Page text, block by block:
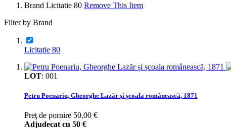
Brand Licitatie 80 Remove This Item
Filter by Brand
Licitatie 80
LOT: 001
Petru Poenariu, Gheorghe Lazăr și școala românească, 1871
Preţ de pornire 50,00 €
Adjudecat cu 50 €